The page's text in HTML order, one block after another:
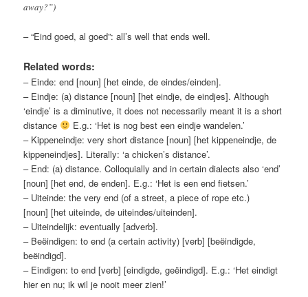
away?”)
– “Eind goed, al goed”: all’s well that ends well.
Related words:
– Einde: end [noun] [het einde, de eindes/einden].
– Eindje: (a) distance [noun] [het eindje, de eindjes]. Although
‘eindje’ is a diminutive, it does not necessarily meant it is a short
distance
E.g.: ‘Het is nog best een eindje wandelen.’
– Kippeneindje: very short distance [noun] [het kippeneindje, de
kippeneindjes]. Literally: ‘a chicken’s distance’.
– End: (a) distance. Colloquially and in certain dialects also ‘end’
[noun] [het end, de enden]. E.g.: ‘Het is een end fietsen.’
– Uiteinde: the very end (of a street, a piece of rope etc.)
[noun] [het uiteinde, de uiteindes/uiteinden].
– Uiteindelijk: eventually [adverb].
– Beëindigen: to end (a certain activity) [verb] [beëindigde,
beëindigd].
– Eindigen: to end [verb] [eindigde, geëindigd]. E.g.: ‘Het eindigt
hier en nu; ik wil je nooit meer zien!’